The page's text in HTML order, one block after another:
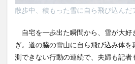
散歩中、積もった雪に自ら飛び込んだ
自宅を一歩出た瞬間から、雪が大好
ぎ。道の脇の雪山に自ら飛び込み体
測できない行動の連続で、夫婦も記者